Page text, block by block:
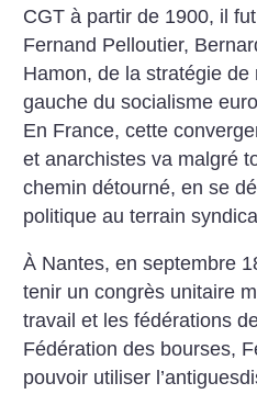
CGT à partir de 1900, il
Fernand Pelloutier,
Hamon, de la stratégie
gauche du socialisme
En France, cette
et anarchistes va malgré
chemin détourné, en se
politique au terrain
À Nantes, en septembre
tenir un congrès unitaire
travail et les fédérations
Fédération des bourses,
pouvoir utiliser